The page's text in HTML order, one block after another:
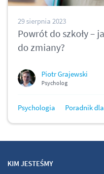
29 sierpnia 2023
Powrót do szkoły –
do zmiany?
Piotr Grajewski
Psycholog
Psychologia Poradnik
KIM JESTEŚMY